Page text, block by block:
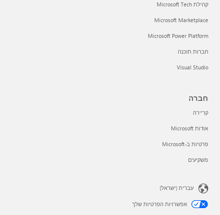
קהילת Microsoft Tech
Microsoft Marketplace
Microsoft Power Platform
חברות תוכנה
Visual Studio
חברה
קריירה
אודות Microsoft
פרטיות ב-Microsoft
משקיעים
עברית (ישראל)
אפשרויות הפרטיות שלך